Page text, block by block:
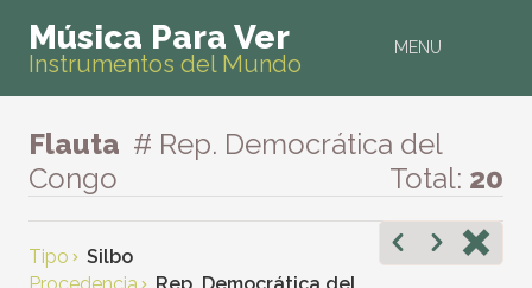
MENU
Música Para Ver
Instrumentos del Mundo
Flauta # Rep. Democrática del
Congo
Total: 20
Tipo
Silbo